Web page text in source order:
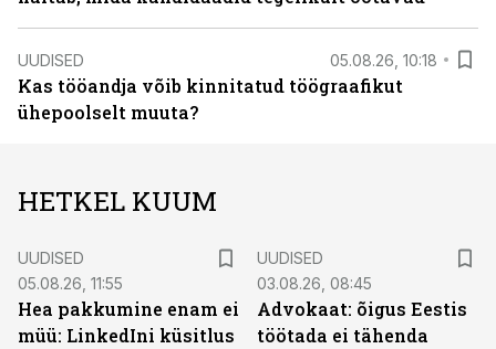
UUDISED 05.08.26, 10:18
Kas tööandja võib kinnitatud töögraafikut
ühepoolselt muuta?
HETKEL KUUM
UUDISED
05.08.26, 11:55
Hea pakkumine enam ei
müü: LinkedIni küsitlus
UUDISED
03.08.26, 08:45
Advokaat: õigus Eestis
töötada ei tähenda